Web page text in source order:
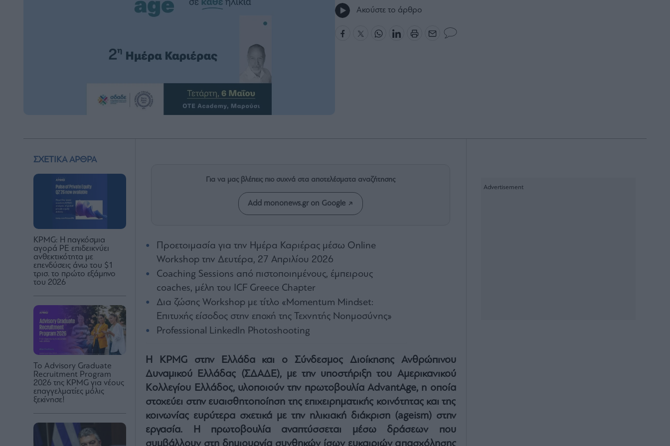
Ακούστε το άρθρο
ΣΧΕΤΙΚΑ ΑΡΘΡΑ
KPMG: Η παγκόσμια
αγορά PE επιδεικνύει
ανθεκτικότητα με
επενδύσεις άνω του $1
τρισ. το πρώτο εξάμηνο
του 2026
Το Advisory Graduate
Recruitment Program
2026 της KPMG για νέους
επαγγελματίες μόλις
ξεκίνησε!
Για να μας βλέπεις πιο συχνά στα αποτελέσματα αναζήτησης
Add mononews.gr on Google
Προετοιμασία για την Ημέρα Καριέρας μέσω Online
Workshop την Δευτέρα, 27 Απριλίου 2026
Coaching Sessions από πιστοποιημένους, έμπειρους
coaches, μέλη του ICF Greece Chapter
Δια ζώσης Workshop με τίτλο «Momentum Mindset:
Επιτυχής είσοδος στην εποχή της Τεχνητής Νοημοσύνης»
Professional LinkedIn Photoshooting
Η KPMG στην Ελλάδα και ο Σύνδεσμος Διοίκησης Ανθρώπινου
Δυναμικού Ελλάδας (ΣΔΑΔΕ), με την υποστήριξη του Αμερικανικού
Κολλεγίου Ελλάδος, υλοποιούν την πρωτοβουλία AdvantAge, η οποία
στοχεύει στην ευαισθητοποίηση της επιχειρηματικής κοινότητας και της
κοινωνίας ευρύτερα σχετικά με την ηλικιακή διάκριση (ageism) στην
εργασία. Η πρωτοβουλία αναπτύσσεται μέσω δράσεων που
συμβάλλουν στη δημιουργία συνθηκών ίσων ευκαιριών απασχόλησης